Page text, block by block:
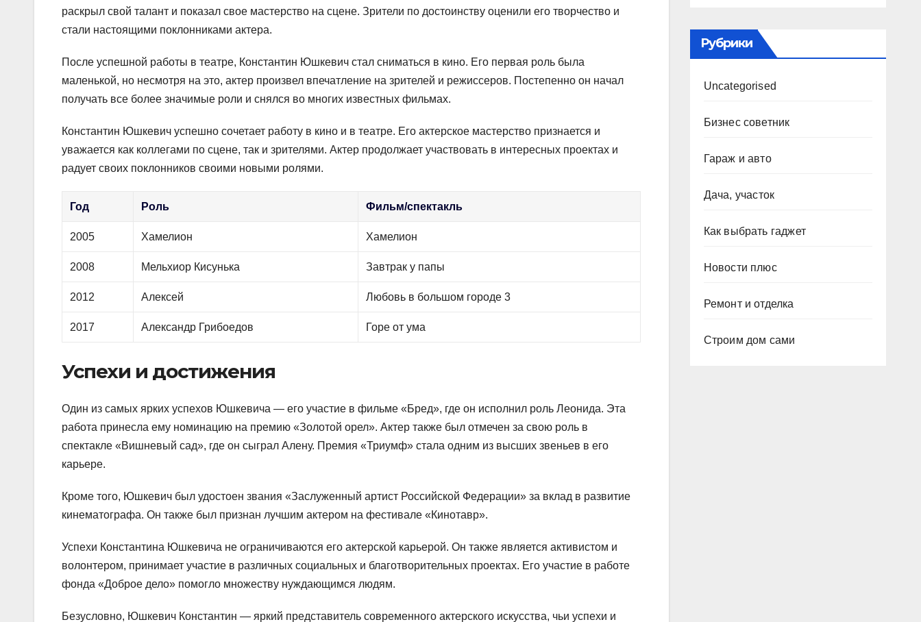
раскрыл свой талант и показал свое мастерство на сцене. Зрители по достоинству оценили его творчество и
стали настоящими поклонниками актера.
После успешной работы в театре, Константин Юшкевич стал сниматься в кино. Его первая роль была
маленькой, но несмотря на это, актер произвел впечатление на зрителей и режиссеров. Постепенно он начал
получать все более значимые роли и снялся во многих известных фильмах.
Константин Юшкевич успешно сочетает работу в кино и в театре. Его актерское мастерство признается и
уважается как коллегами по сцене, так и зрителями. Актер продолжает участвовать в интересных проектах и
радует своих поклонников своими новыми ролями.
Год Роль Фильм/спектакль
2005 Хамелион Хамелион
2008 Мельхиор Кисунька Завтрак у папы
2012 Алексей Любовь в большом городе 3
2017 Александр Грибоедов Горе от ума
Успехи и достижения
Один из самых ярких успехов Юшкевича — его участие в фильме «Бред», где он исполнил роль Леонида. Эта
работа принесла ему номинацию на премию «Золотой орел». Актер также был отмечен за свою роль в
спектакле «Вишневый сад», где он сыграл Алену. Премия «Триумф» стала одним из высших звеньев в его
карьере.
Кроме того, Юшкевич был удостоен звания «Заслуженный артист Российской Федерации» за вклад в развитие
кинематографа. Он также был признан лучшим актером на фестивале «Кинотавр».
Успехи Константина Юшкевича не ограничиваются его актерской карьерой. Он также является активистом и
волонтером, принимает участие в различных социальных и благотворительных проектах. Его участие в работе
фонда «Доброе дело» помогло множеству нуждающимся людям.
Безусловно, Юшкевич Константин — яркий представитель современного актерского искусства, чьи успехи и
Рубрики
Uncategorised
Бизнес советник
Гараж и авто
Дача, участок
Как выбрать гаджет
Новости плюс
Ремонт и отделка
Строим дом сами